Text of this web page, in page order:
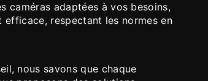
caméras adaptées à vos besoins,
respectant les normes en
nous savons que chaque